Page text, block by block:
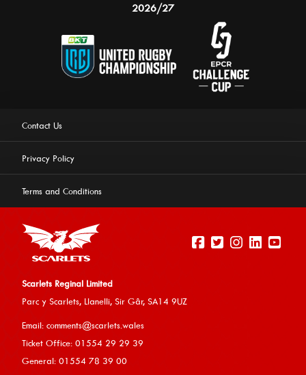
experience on our website.
2026/27
Contact Us
Privacy Policy
Terms and Conditions
Scarlets Reginal Limited
Parc y Scarlets, Llanelli, Sir Gâr, SA14 9UZ
Email: comments@scarlets.wales
Ticket Office: 01554 29 29 39
General: 01554 78 39 00